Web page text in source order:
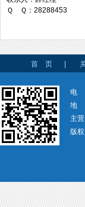
台湾万事达切
Ｑ Ｑ：28288453
首 页
电
地
主
版